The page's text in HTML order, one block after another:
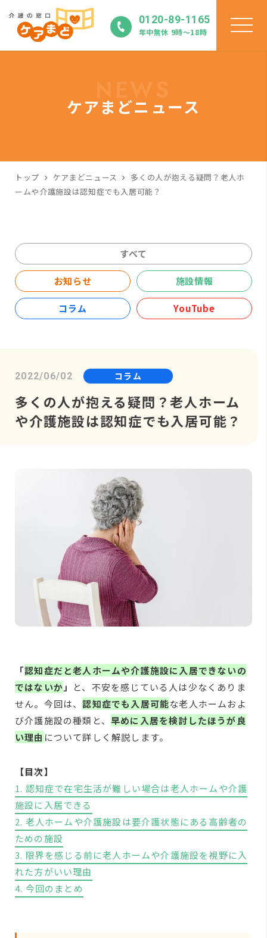
0120-89-1165
年中無休 9時〜18時
ケアまどニュース
トップ ケアまどニュース
多くの人が抱える疑問？老人ホ
ームや介護施設は認知症でも入居可能？
すべて
お知らせ 施設情報
コラム YouTube
2022/06/02 コラム
多くの人が抱える疑問？老人ホーム
や介護施設は認知症でも入居可能？
「認知症だと老人ホームや介護施設に入居できないの
ではないか」
と、不安を感じている人は少なくありま
せん。今回は、認知症でも入居可能な老人ホームおよ
び介護施設の種類と、 早めに入居を検討したほうが良
い理由 について詳しく解説します。
【目次】
1. 認知症で在宅生活が難しい場合は老人ホームや介護
施設に入居できる
2. 老人ホームや介護施設は要介護状態にある高齢者の
ための施設
3. 限界を感じる前に老人ホームや介護施設を視野に入
れた方がいい理由
4. 今回のまとめ